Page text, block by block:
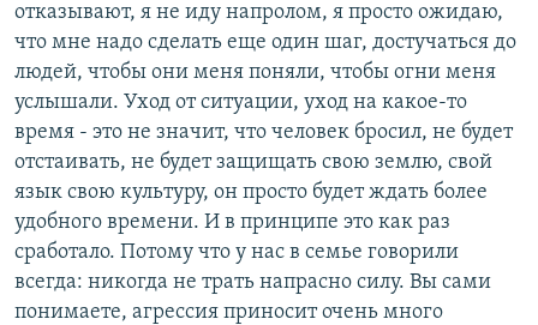
отказывают, я не иду напролом, я просто ожидаю,
что мне надо сделать еще один шаг, достучаться до
людей, чтобы они меня поняли, чтобы огни меня
услышали. Уход от ситуации, уход на какое-то
время - это не значит, что человек бросил, не будет
отстаивать, не будет защищать свою землю, свой
язык свою культуру, он просто будет ждать более
удобного времени. И в принципе это как раз
сработало. Потому что у нас в семье говорили
всегда: никогда не трать напрасно силу. Вы сами
понимаете, агрессия приносит очень много